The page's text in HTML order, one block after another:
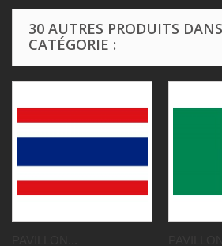
30 AUTRES PRODUITS
CATÉGORIE :